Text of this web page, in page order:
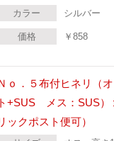
カラー シルバー
価格 ￥ 858
ｏ．５布付ヒネリ（
ト+SUS メス：SUS）
ックポスト便可）